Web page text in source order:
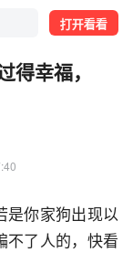
打开看看
得幸福，
是你家狗出现以
不了人的，快看